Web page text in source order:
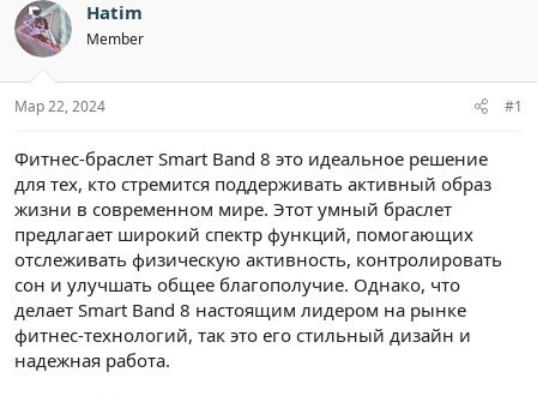
о
р
е
м
а
н
ч
а
а
Hatim
Member
Мар 22, 2024 #1
Фитнес-браслет Smart Band 8 это идеальное решение
для тех, кто стремится поддерживать активный образ
жизни в современном мире. Этот умный браслет
предлагает широкий спектр функций, помогающих
отслеживать физическую активность, контролировать
сон и улучшать общее благополучие. Однако, что
делает Smart Band 8 настоящим лидером на рынке
фитнес-технологий, так это его стильный дизайн и
надежная работа.